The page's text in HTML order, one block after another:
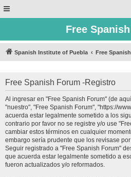
Free
Spanish Institute of Puebla Free
Free Spanish Forum -Registro
Al ingresar en "Free Spanish Forum" (de
"nuestro", "Free Spanish Forum", "https://
acuerda estar legalmente sometido a los
contrario por favor no se registre y/o use
cambiar estos términos en cualquier
embargo sería prudente que los revisase
Seguir registrado a "Free Spanish Forum"
que acuerda estar legalmente sometido a
fueron actualizados y/o reformados.